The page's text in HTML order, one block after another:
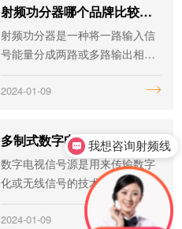
射频功分器哪个品牌比较好？
射频功分器是一种将一路输入信
号能量分成两路或多路输出相等
或不相等能量的无源器件，也可
反过来将多路信号能量合成一路
2024-01-09
多制式数字电视信号源怎么选？一文带您了解！
数字电视信号源是用来传输数字
化或无线信号的技术，用于收集
或承载数字的视频信号、音频信
号、台标和控制信息。而多制式
2024-01-09
我想咨询射频线